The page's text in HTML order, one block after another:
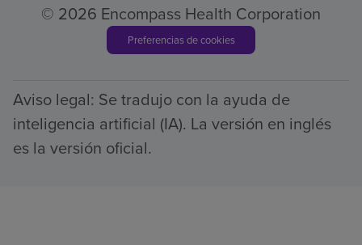
© 2026 Encompass Health Corporation
Preferencias de cookies
Aviso legal: Se tradujo con la ayuda de
inteligencia artificial (IA). La versión en inglés
es la versión oficial.